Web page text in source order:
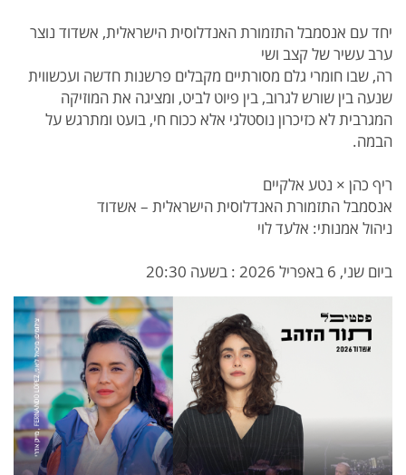
יחד עם אנסמבל התזמורת האנדלוסית הישראלית, אשדוד נוצר
ערב עשיר של קצב ושי
רה, שבו חומרי גלם מסורתיים מקבלים פרשנות חדשה ועכשווית
שנעה בין שורש לגרוב, בין פיוט לביט, ומציגה את המוזיקה
המגרבית לא כזיכרון נוסטלגי אלא ככוח חי, בועט ומתרגש על
הבמה.
ריף כהן × נטע אלקיים
אנסמבל התזמורת האנדלוסית הישראלית – אשדוד
ניהול אמנותי: אלעד לוי
ביום שני, 6 באפריל 2026 : בשעה 20:30